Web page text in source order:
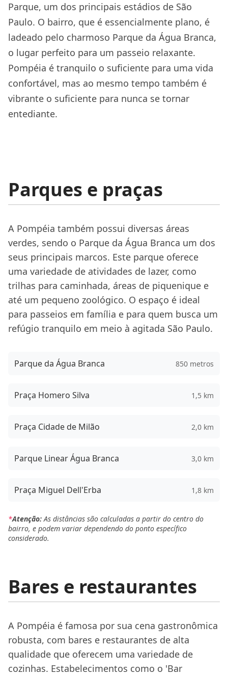
Parque, um dos principais estádios de São
Paulo. O bairro, que é essencialmente plano, é
ladeado pelo charmoso Parque da Água Branca,
o lugar perfeito para um passeio relaxante.
Pompéia é tranquilo o suficiente para uma vida
confortável, mas ao mesmo tempo também é
vibrante o suficiente para nunca se tornar
entediante.
Parques e praças
A Pompéia também possui diversas áreas
verdes, sendo o Parque da Água Branca um dos
seus principais marcos. Este parque oferece
uma variedade de atividades de lazer, como
trilhas para caminhada, áreas de piquenique e
até um pequeno zoológico. O espaço é ideal
para passeios em família e para quem busca um
refúgio tranquilo em meio à agitada São Paulo.
Parque da Água Branca 850 metros
Praça Homero Silva 1,5 km
Praça Cidade de Milão 2,0 km
Parque Linear Água Branca 3,0 km
Praça Miguel Dell'Erba 1,8 km
*Atenção:As distâncias são calculadas a partir do centro do
bairro, e podem variar dependendo do ponto específico
considerado.
Bares e restaurantes
A Pompéia é famosa por sua cena gastronômica
robusta, com bares e restaurantes de alta
qualidade que oferecem uma variedade de
cozinhas. Estabelecimentos como o 'Bar